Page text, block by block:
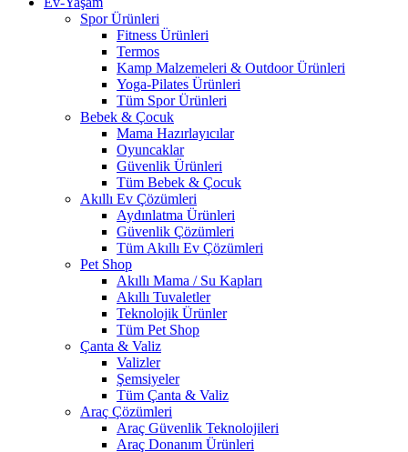
Spor Ürünleri
Fitness Ürünleri
Termos
Kamp Malzemeleri & Outdoor Ürünleri
Yoga-Pilates Ürünleri
Tüm Spor Ürünleri
Bebek & Çocuk
Mama Hazırlayıcılar
Oyuncaklar
Güvenlik Ürünleri
Tüm Bebek & Çocuk
Akıllı Ev Çözümleri
Aydınlatma Ürünleri
Güvenlik Çözümleri
Tüm Akıllı Ev Çözümleri
Pet Shop
Akıllı Mama / Su Kapları
Akıllı Tuvaletler
Teknolojik Ürünler
Tüm Pet Shop
Çanta & Valiz
Valizler
Şemsiyeler
Tüm Çanta & Valiz
Araç Çözümleri
Araç Güvenlik Teknolojileri
Araç Donanım Ürünleri